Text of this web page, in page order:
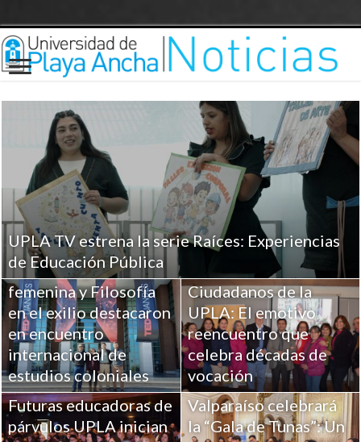
UPLA TV estrena la serie Raíces: Experiencias
de Educación Pública
Investigaciones UPLA
sobre Religiosidad
femenina y Filosofía
en el exilio destacaron
en encuentro
internacional de
estudios coloniales
Ciudadanos de la
UPLA: El emotivo
reencuentro que
celebra décadas de
vocación
Futuras educadoras de
párvulos UPLA inician
Valparaíso celebrará
la “Gala de Tunas”: Un